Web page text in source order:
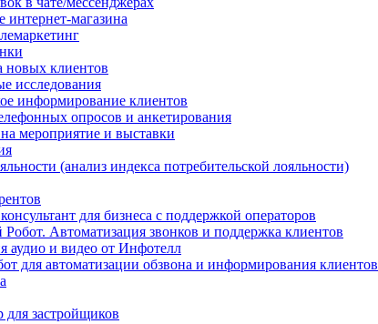
магазина
новых клиентов
исследования
информирование клиентов
опросов и анкетирования
мероприятие и выставки
(анализ индекса потребительской лояльности)
для бизнеса с поддержкой операторов
Автоматизация звонков и поддержка клиентов
аудио и видео от Инфотелл
для автоматизации обзвона и информирования клиентов
для застройщиков